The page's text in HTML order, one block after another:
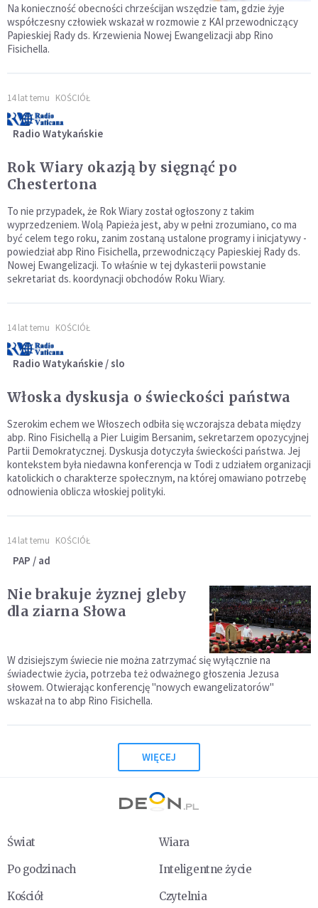
Na konieczność obecności chrześcijan wszędzie tam, gdzie żyje
współczesny człowiek wskazał w rozmowie z KAI przewodniczący
Papieskiej Rady ds. Krzewienia Nowej Ewangelizacji abp Rino
Fisichella.
14 lat temu KOŚCIÓŁ
Radio Watykańskie
Rok Wiary okazją by sięgnąć po
Chestertona
To nie przypadek, że Rok Wiary został ogłoszony z takim
wyprzedzeniem. Wolą Papieża jest, aby w pełni zrozumiano, co ma
być celem tego roku, zanim zostaną ustalone programy i inicjatywy -
powiedział abp Rino Fisichella, przewodniczący Papieskiej Rady ds.
Nowej Ewangelizacji. To właśnie w tej dykasterii powstanie
sekretariat ds. koordynacji obchodów Roku Wiary.
14 lat temu KOŚCIÓŁ
Radio Watykańskie / slo
Włoska dyskusja o świeckości państwa
Szerokim echem we Włoszech odbiła się wczorajsza debata między
abp. Rino Fisichellą a Pier Luigim Bersanim, sekretarzem opozycyjnej
Partii Demokratycznej. Dyskusja dotyczyła świeckości państwa. Jej
kontekstem była niedawna konferencja w Todi z udziałem organizacji
katolickich o charakterze społecznym, na której omawiano potrzebę
odnowienia oblicza włoskiej polityki.
14 lat temu KOŚCIÓŁ
PAP / ad
Nie brakuje żyznej gleby
dla ziarna Słowa
W dzisiejszym świecie nie można zatrzymać się wyłącznie na
świadectwie życia, potrzeba też odważnego głoszenia Jezusa
słowem. Otwierając konferencję "nowych ewangelizatorów"
wskazał na to abp Rino Fisichella.
WIĘCEJ
Świat
Wiara
Po godzinach
Inteligentne życie
Kościół
Czytelnia